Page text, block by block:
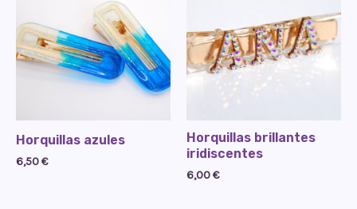
Horquillas azules
6,50€
Horquillas brillantes
iridiscentes
6,00€